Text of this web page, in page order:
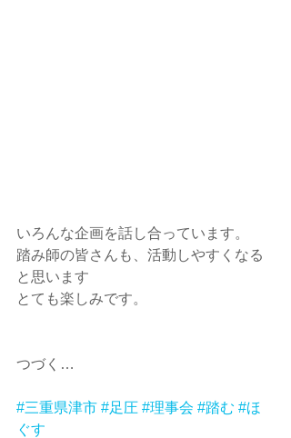
いろんな企画を話し合っています。
踏み師の皆さんも、活動しやすくなる
と思います
とても楽しみです。
つづく…
#三重県津市 #足圧 #理事会 #踏む #ほ
ぐす